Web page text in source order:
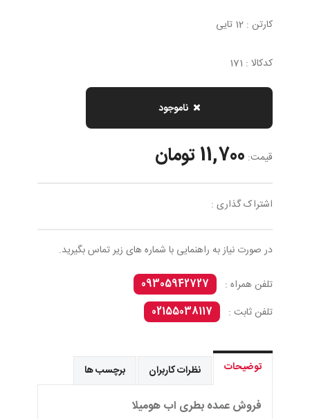
کارتن : 12 تایی
کدکالا : 171
ناموجود
قیمت: 11,700 تومان
اشتراک گذاری :
در صورت نیاز به راهنمایی با شماره های زیر تماس بگیرید.
تلفن همراه :
09305942727
تلفن ثابت :
02155038117
توضیحات نظرات کاربران برچسب ها
فروش عمده بطری اب هومیلا